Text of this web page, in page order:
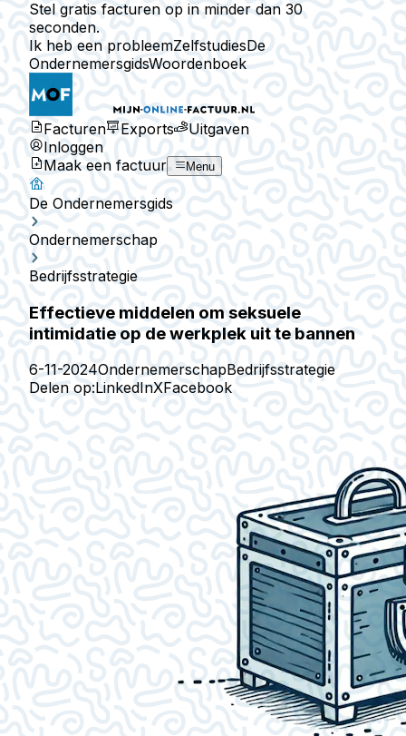
Stel gratis facturen op in minder dan 30
seconden.
Ik heb een probleemZelfstudiesDe
OndernemersgidsWoordenboek
Facturen Exports
Uitgaven
Inloggen
Maak een factuur
Menu
De Ondernemersgids
Ondernemerschap
Bedrijfsstrategie
Effectieve middelen om seksuele
intimidatie op de werkplek uit te bannen
6-11-2024OndernemerschapBedrijfsstrategie
Delen op:LinkedInXFacebook